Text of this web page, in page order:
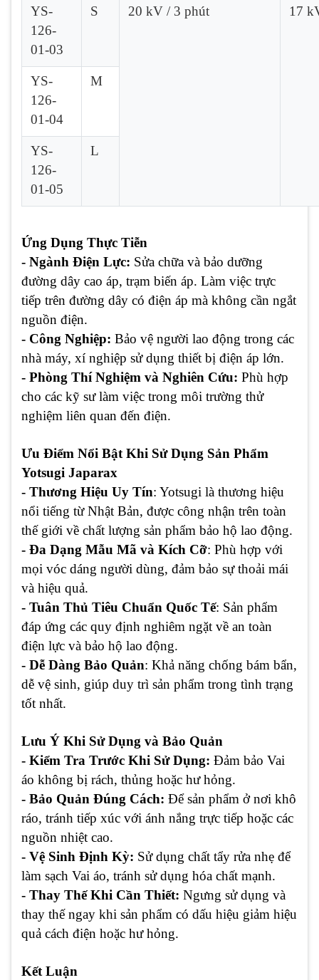
YS-
126-
01-03
S 20 kV / 3 phút 17
YS-
126-
01-04
M
YS-
126-
01-05
L
Ứng Dụng Thực Tiễn
- Ngành Điện Lực: Sửa chữa và bảo dưỡng
đường dây cao áp, trạm biến áp. Làm việc trực
tiếp trên đường dây có điện áp mà không cần ngắt
nguồn điện.
- Công Nghiệp: Bảo vệ người lao động trong các
nhà máy, xí nghiệp sử dụng thiết bị điện áp lớn.
- Phòng Thí Nghiệm và Nghiên Cứu: Phù hợp
cho các kỹ sư làm việc trong môi trường thử
nghiệm liên quan đến điện.
Ưu Điểm Nổi Bật Khi Sử Dụng Sản Phẩm
Yotsugi Japarax
- Thương Hiệu Uy Tín: Yotsugi là thương hiệu
nổi tiếng từ Nhật Bản, được công nhận trên toàn
thế giới về chất lượng sản phẩm bảo hộ lao động.
- Đa Dạng Mẫu Mã và Kích Cỡ: Phù hợp với
mọi vóc dáng người dùng, đảm bảo sự thoải mái
và hiệu quả.
- Tuân Thủ Tiêu Chuẩn Quốc Tế: Sản phẩm
đáp ứng các quy định nghiêm ngặt về an toàn
điện lực và bảo hộ lao động.
- Dễ Dàng Bảo Quản: Khả năng chống bám bẩn,
dễ vệ sinh, giúp duy trì sản phẩm trong tình trạng
tốt nhất.
Lưu Ý Khi Sử Dụng và Bảo Quản
- Kiểm Tra Trước Khi Sử Dụng: Đảm bảo Vai
áo không bị rách, thủng hoặc hư hỏng.
- Bảo Quản Đúng Cách: Để sản phẩm ở nơi khô
ráo, tránh tiếp xúc với ánh nắng trực tiếp hoặc các
nguồn nhiệt cao.
- Vệ Sinh Định Kỳ: Sử dụng chất tẩy rửa nhẹ để
làm sạch Vai áo, tránh sử dụng hóa chất mạnh.
- Thay Thế Khi Cần Thiết: Ngưng sử dụng và
thay thế ngay khi sản phẩm có dấu hiệu giảm hiệu
quả cách điện hoặc hư hỏng.
Kết Luận